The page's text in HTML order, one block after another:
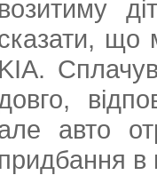
возитиму
що
KIA.
авто
придбання в